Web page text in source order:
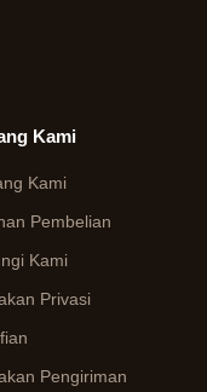
Kami
Kami
Pembelian
Kami
Privasi
Pengiriman